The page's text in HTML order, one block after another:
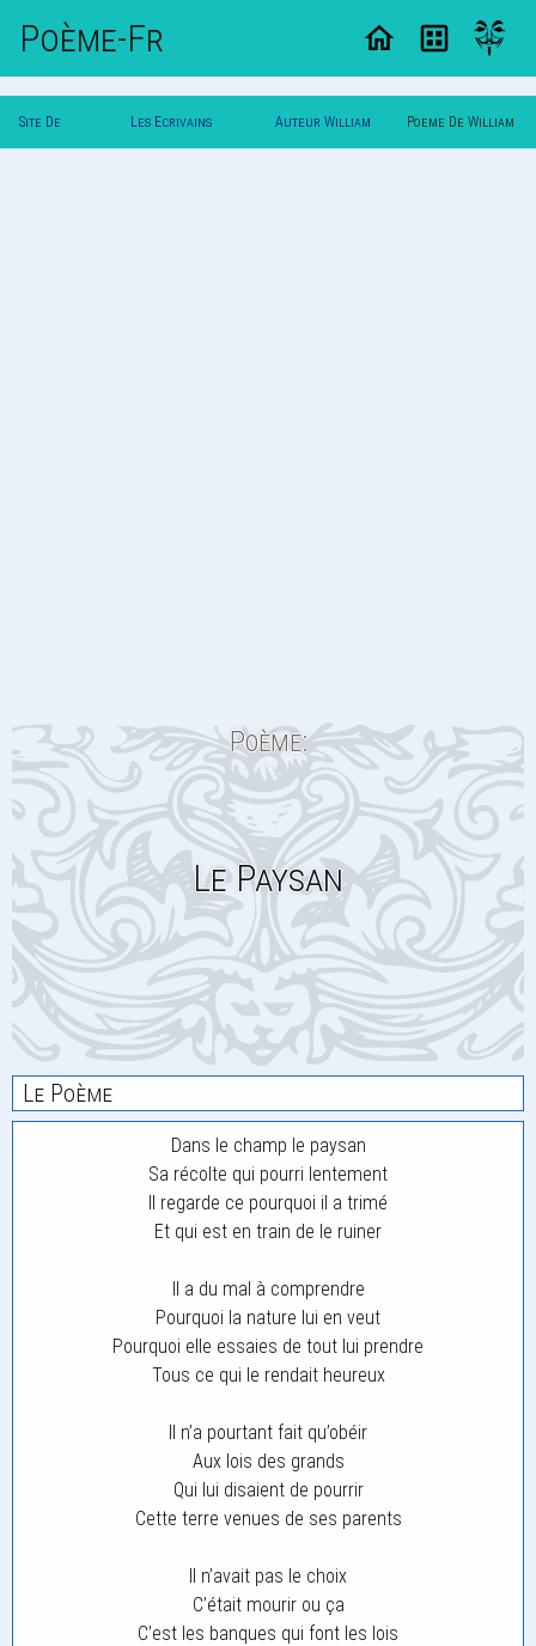
Poème-Fr
Site De Les Ecrivains Auteur William Poeme De William
Poème:
Le Paysan
Le Poème
Dans le champ le paysan
Sa récolte qui pourri lentement
Il regarde ce pourquoi il a trimé
Et qui est en train de le ruiner
Il a du mal à comprendre
Pourquoi la nature lui en veut
Pourquoi elle essaies de tout lui prendre
Tous ce qui le rendait heureux
Il n’a pourtant fait qu’obéir
Aux lois des grands
Qui lui disaient de pourrir
Cette terre venues de ses parents
Il n’avait pas le choix
C’était mourir ou ça
C’est les banques qui font les lois